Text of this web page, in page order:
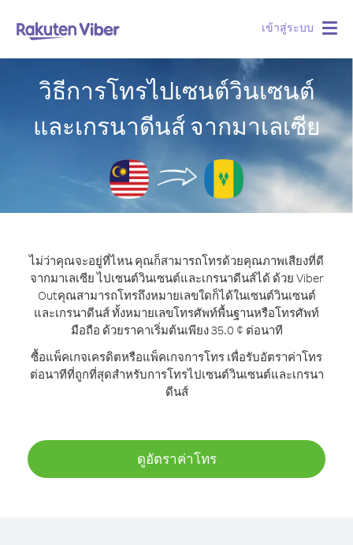
เข้าสู่ระบบ
วิธีการโทรไปเซนต์วินเซนต์
และเกรนาดีนส์ จากมาเลเซีย
ไม่ว่าคุณจะอยู่ที่ไหน คุณก็สามารถโทรด้วยคุณภาพเสียงที่ดี
จากมาเลเซีย ไปเซนต์วินเซนต์และเกรนาดีนส์ได้ ด้วย Viber
Outคุณสามารถโทรถึงหมายเลขใดก็ได้ในเซนต์วินเซนต์
และเกรนาดีนส์ ทั้งหมายเลขโทรศัพท์พื้นฐานหรือโทรศัพท์
มือถือ ด้วยราคาเริ่มต้นเพียง 35.0 ¢ ต่อนาที
ซื้อแพ็คเกจเครดิตหรือแพ็คเกจการโทร เพื่อรับอัตราค่าโทร
ต่อนาทีที่ถูกที่สุดสำหรับการโทรไปเซนต์วินเซนต์และเกรนา
ดีนส์
ดูอัตราค่าโทร